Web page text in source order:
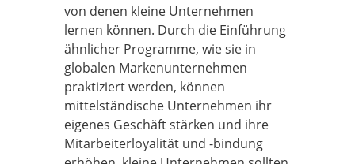
von denen kleine Unternehmen
lernen können. Durch die Einführung
ähnlicher Programme, wie sie in
globalen Markenunternehmen
praktiziert werden, können
mittelständische Unternehmen ihr
eigenes Geschäft stärken und ihre
Mitarbeiterloyalität und -bindung